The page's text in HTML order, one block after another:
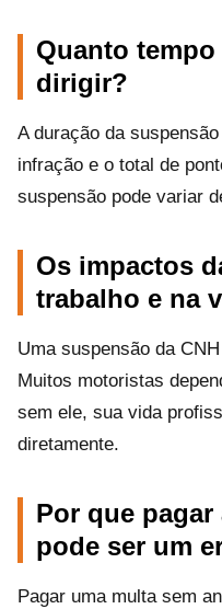
Quanto
dirigir?
A duração da
infração e o total de
suspensão pode variar
Os impactos
trabalho e na
Uma suspensão da
Muitos motoristas
sem ele, sua vida
diretamente.
Por que
pode ser um
Pagar uma multa sem